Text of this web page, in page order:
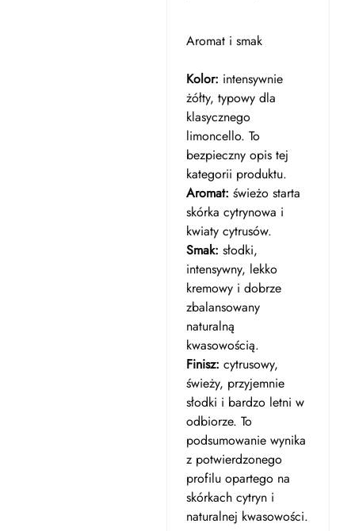
Aromat i smak
Kolor: intensywnie
żółty, typowy dla
klasycznego
limoncello. To
bezpieczny opis tej
kategorii produktu.
Aromat: świeżo starta
skórka cytrynowa i
kwiaty cytrusów.
Smak: słodki,
intensywny, lekko
kremowy i dobrze
zbalansowany
naturalną
kwasowością.
Finisz: cytrusowy,
świeży, przyjemnie
słodki i bardzo letni w
odbiorze. To
podsumowanie wynika
z potwierdzonego
profilu opartego na
skórkach cytryn i
naturalnej kwasowości.